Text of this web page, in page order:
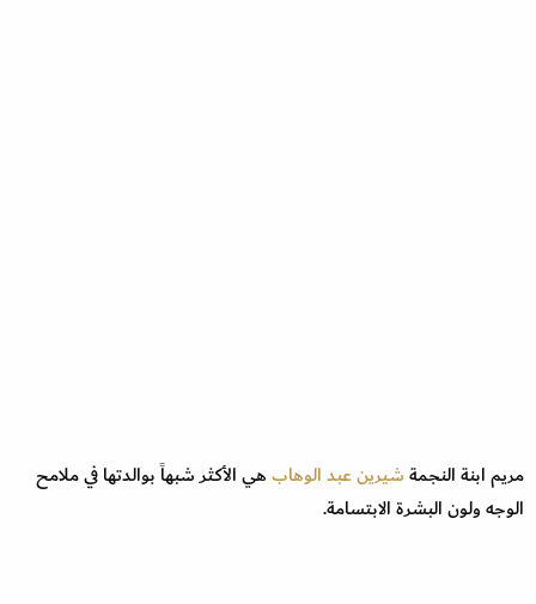
مريم ابنة النجمةشيرين عبد الوهابهي الأكثر شبهاً بوالدتها في ملامح
الوجه ولون البشرة الابتسامة.